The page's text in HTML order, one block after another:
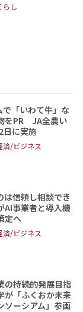
らし
で「いわて牛」な
をPR JA全農い
日に実施
済/ビジネス
は信頼し相談でき
事業者と導入機
定へ
済/ビジネス
の持続的発展目指
「ふくおか未来
ソーシアム」参画